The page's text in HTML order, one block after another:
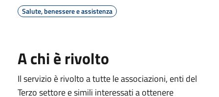
Salute, benessere e assistenza
A chi è rivolto
Il servizio è rivolto a tutte le associazioni, enti del
Terzo settore e simili interessati a ottenere